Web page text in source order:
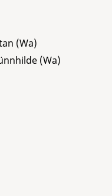
(Wa)
(Wa)